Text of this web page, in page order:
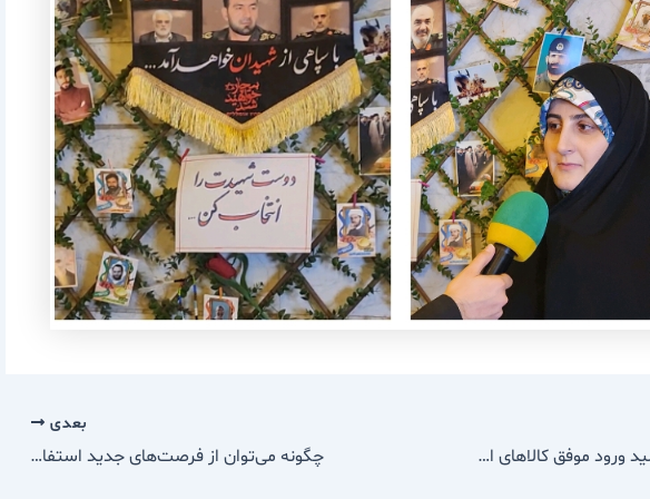
فرهنگ مصرف، کلید ورود موفق کالاهای ایرانی به بازارهای هدف
بعدی
چگونه می‌توان از فرصت‌های جدید استفاده کرد؟